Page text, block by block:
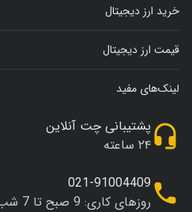
خرید ارز دیجیتال
قیمت ارز دیجیتال
لینک‌های مفید
پشتیبانی چت آنلاین
۲۴ ساعته
021-91004409
روزهای کاری: 9 صبح تا 7 شب